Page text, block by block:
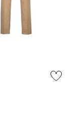
Zegna | Herren Chinohose